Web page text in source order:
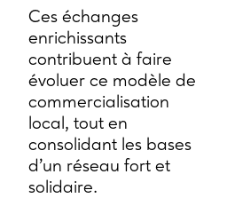
Ces échanges
enrichissants
contribuent à faire
évoluer ce modèle de
commercialisation
local, tout en
consolidant les bases
d’un réseau fort et
solidaire.